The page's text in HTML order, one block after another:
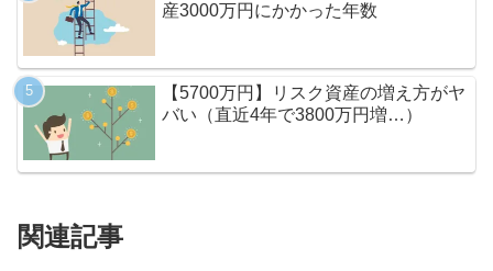
産3000万円にかかった年数
【5700万円】リスク資産の増え方がヤ
バい（直近4年で3800万円増…）
関連記事